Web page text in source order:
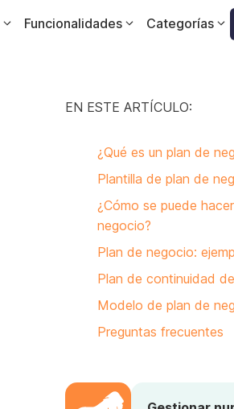
Funcionalidades Categorías
EN ESTE ARTÍCULO:
¿Qué es un plan de
Plantilla de plan de
¿Cómo se puede
negocio?
Plan de negocio:
Plan de continuidad
Modelo de plan de
Preguntas frecuentes